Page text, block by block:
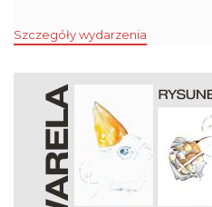
Szczegóły wydarzenia